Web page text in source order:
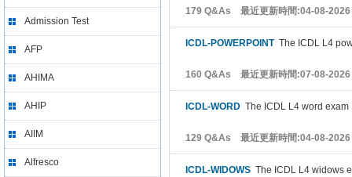
Admission Test
AFP
AHIMA
AHIP
AIIM
Alfresco
179 Q&As 最近更新時間:04-08-2026
ICDL-POWERPOINTThe ICDL L4
160 Q&As 最近更新時間:07-08-2026
ICDL-WORD The ICDL L4 word exam
129 Q&As 最近更新時間:04-08-2026
ICDL-WIDOWS The ICDL L4 widows